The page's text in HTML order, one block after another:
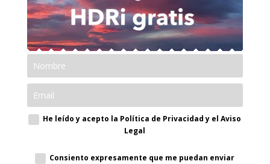
He leído y acepto la Política de Privacidad y el Aviso
Legal
Consiento expresamente que me puedan enviar